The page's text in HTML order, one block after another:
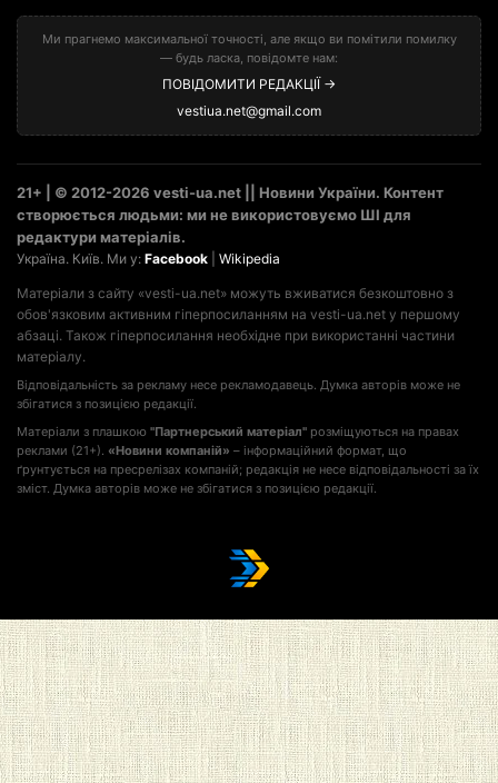
Ми прагнемо максимальної точності, але якщо ви помітили помилку
— будь ласка, повідомте нам:
ПОВІДОМИТИ РЕДАКЦІЇ →
vestiua.net@gmail.com
21+ | © 2012-2026 vesti-ua.net || Новини України. Контент
створюється людьми: ми не використовуємо ШІ для
редактури матеріалів.
Україна. Київ. Ми у: Facebook Wikipedia
Матеріали з сайту «vesti-ua.net» можуть вживатися безкоштовно з
обов'язковим активним гіперпосиланням на vesti-ua.net у першому
абзаці. Також гіперпосилання необхідне при використанні частини
матеріалу.
Відповідальність за рекламу несе рекламодавець. Думка авторів може не
збігатися з позицією редакції.
Матеріали з плашкою "Партнерський матеріал" розміщуються на правах
реклами (21+). «Новини компаній» – інформаційний формат, що
ґрунтується на пресрелізах компаній; редакція не несе відповідальності за їх
зміст. Думка авторів може не збігатися з позицією редакції.